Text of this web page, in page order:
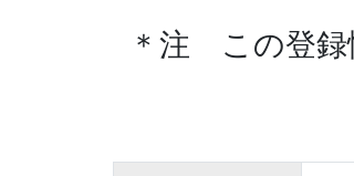
＊注 この登録